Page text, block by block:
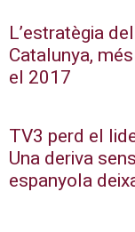
L’estratègia
Catalunya,
el 2017
TV3 perd el
Una deriva
espanyola